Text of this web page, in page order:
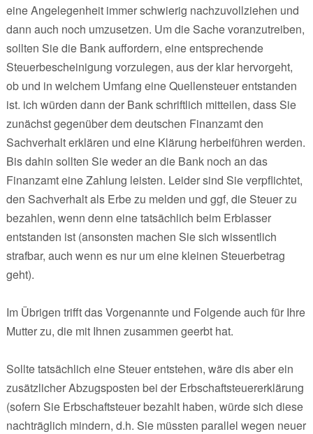
eine Angelegenheit immer schwierig nachzuvollziehen und
dann auch noch umzusetzen. Um die Sache voranzutreiben,
sollten Sie die Bank auffordern, eine entsprechende
Steuerbescheinigung vorzulegen, aus der klar hervorgeht,
ob und in welchem Umfang eine Quellensteuer entstanden
ist. ich würden dann der Bank schriftlich mitteilen, dass Sie
zunächst gegenüber dem deutschen Finanzamt den
Sachverhalt erklären und eine Klärung herbeiführen werden.
Bis dahin sollten Sie weder an die Bank noch an das
Finanzamt eine Zahlung leisten. Leider sind Sie verpflichtet,
den Sachverhalt als Erbe zu melden und ggf, die Steuer zu
bezahlen, wenn denn eine tatsächlich beim Erblasser
entstanden ist (ansonsten machen Sie sich wissentlich
strafbar, auch wenn es nur um eine kleinen Steuerbetrag
geht).
Im Übrigen trifft das Vorgenannte und Folgende auch für Ihre
Mutter zu, die mit Ihnen zusammen geerbt hat.
Sollte tatsächlich eine Steuer entstehen, wäre dis aber ein
zusätzlicher Abzugsposten bei der Erbschaftsteuererklärung
(sofern Sie Erbschaftsteuer bezahlt haben, würde sich diese
nachträglich mindern, d.h. Sie müssten parallel wegen neuer